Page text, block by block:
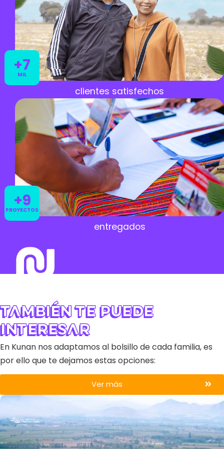
+7
MIL
clientes satisfechos
+9
PROYECTOS
entregados
También te puede
interesar
En Kunan nos adaptamos al bolsillo de cada familia, es
por ello que te dejamos estas opciones:
Ver más